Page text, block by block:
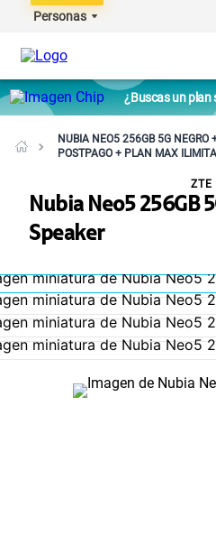
Personas
¿Buscas un plan
NUBIA NEO5 256GB 5G NEGRO
POSTPAGO + PLAN MAX
Nubia Neo5 256GB
Speaker
ZTE